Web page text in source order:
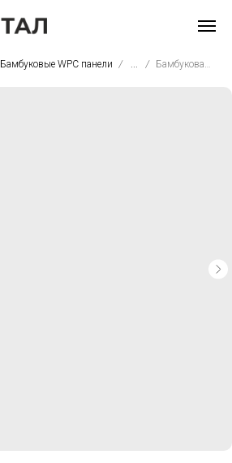
Бамбуковые WPC панели